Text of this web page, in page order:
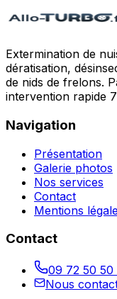
Extermination de
dératisation,
de nids de frelons.
intervention rapide
Navigation
Présentation
Galerie photos
Nos services
Contact
Mentions
Contact
09 72 50 50
Nous